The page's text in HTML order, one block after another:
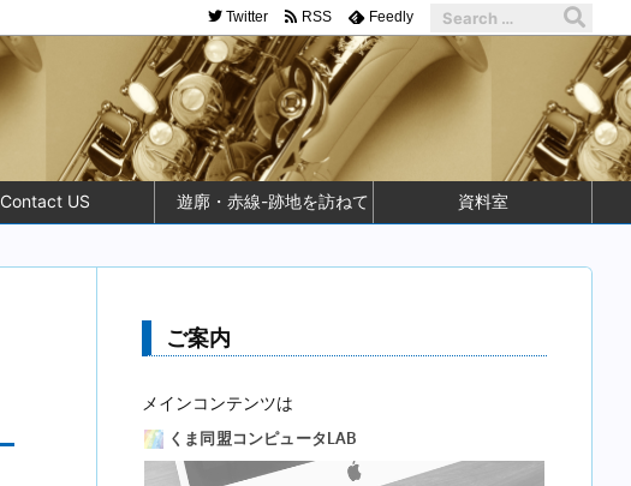
Contact US 遊廓・赤線-跡地を訪ねて 資料室
Twitter RSS Feedly
ご案内
メインコンテンツは